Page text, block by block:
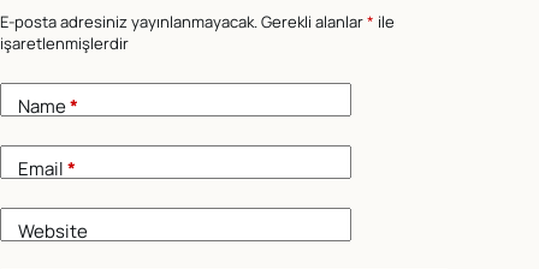
E-posta adresiniz yayınlanmayacak.Gerekli alanlar* ile
işaretlenmişlerdir
Name*
Email*
Website